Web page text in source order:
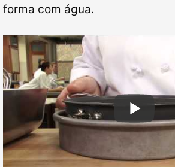
forma com água.